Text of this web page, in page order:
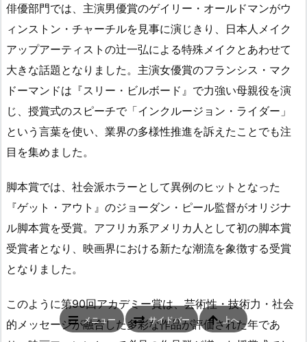
俳優部門では、主演男優賞のゲイリー・オールドマンがウ
ィンストン・チャーチルを見事に演じきり、日本人メイク
アップアーティストの辻一弘による特殊メイクとあわせて
大きな話題となりました。主演女優賞のフランシス・マク
ドーマンドは『スリー・ビルボード』で力強い母親役を演
じ、授賞式のスピーチで「インクルージョン・ライダー」
という言葉を使い、業界の多様性推進を訴えたことでも注
目を集めました。
脚本賞では、社会派ホラーとして異例のヒットとなった
『ゲット・アウト』のジョーダン・ピール監督がオリジナ
ル脚本賞を受賞。アフリカ系アメリカ人として初の脚本賞
受賞者となり、映画界における新たな潮流を象徴する受賞
となりました。
このように第90回アカデミー賞は、芸術性・技術力・社会
的メッセージが融合した多彩な作品が評価された年であ
メニュー サイドバー 上へ